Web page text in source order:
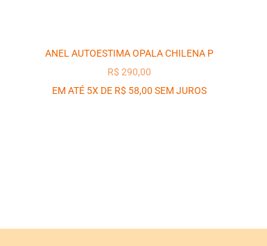
ANEL AUTOESTIMA OPALA CHILENA P
PREÇO PROMOCIONAL
R$ 290,00
EM ATÉ 5X DE R$ 58,00 SEM JUROS